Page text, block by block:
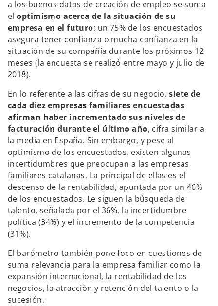
a los buenos datos de creación de empleo se suma
eloptimismo acerca de la situación de su
empresa en el futuro: un 75% de los encuestados
asegura tener confianza o mucha confianza en la
situación de su compañía durante los próximos 12
meses (la encuesta se realizó entre mayo y julio de
2018).
En lo referente a las cifras de su negocio,siete de
cada diez empresas familiares encuestadas
afirman haber incrementado sus niveles de
facturación durante el último año, cifra similar a
la media en España. Sin embargo, y pese al
optimismo de los encuestados, existen algunas
incertidumbres que preocupan a las empresas
familiares catalanas. La principal de ellas es el
descenso de la rentabilidad, apuntada por un 46%
de los encuestados. Le siguen la búsqueda de
talento, señalada por el 36%, la incertidumbre
política (34%) y el incremento de la competencia
(31%).
El barómetro también pone foco en cuestiones de
suma relevancia para la empresa familiar como la
expansión internacional, la rentabilidad de los
negocios, la atracción y retención del talento o la
sucesión.
s
e
a
b